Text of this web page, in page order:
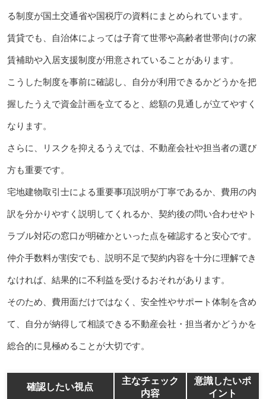
る制度が国土交通省や国税庁の資料にまとめられています。
賃貸でも、自治体によっては子育て世帯や高齢者世帯向けの家
賃補助や入居支援制度が用意されていることがあります。
こうした制度を事前に確認し、自分が利用できるかどうかを把
握したうえで資金計画を立てると、総額の見通しが立てやすく
なります。
さらに、リスクを抑えるうえでは、不動産会社や担当者の選び
方も重要です。
宅地建物取引士による重要事項説明が丁寧であるか、費用の内
訳を分かりやすく説明してくれるか、契約後の問い合わせやト
ラブル対応の窓口が明確かといった点を確認すると安心です。
仲介手数料が割安でも、説明不足で契約内容を十分に理解でき
なければ、結果的に不利益を受けるおそれがあります。
そのため、費用面だけではなく、安全性やサポート体制を含め
て、自分が納得して相談できる不動産会社・担当者かどうかを
総合的に見極めることが大切です。
確認したい視点
主なチェック
内容
意識したいポ
イント